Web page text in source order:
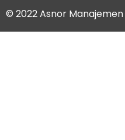
© 2022 Asnor